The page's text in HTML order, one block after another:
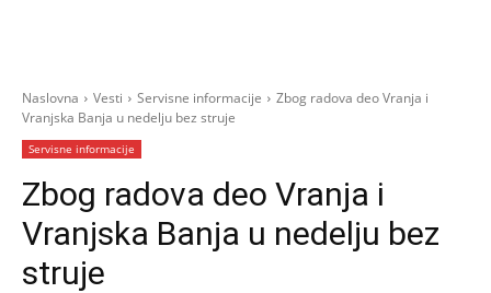
Naslovna Vesti Servisne informacije
Zbog radova deo Vranja i
Vranjska Banja u nedelju bez struje
Servisne informacije
Zbog radova deo Vranja i
Vranjska Banja u nedelju bez
struje